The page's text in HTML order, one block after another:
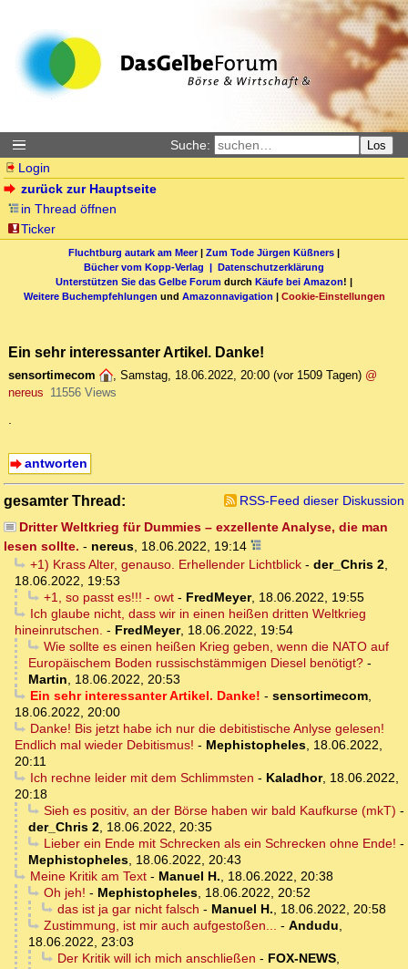
Suche: Los
Login
zurück zur Hauptseite
in Thread öffnen
Ticker
Fluchtburg autark am Meer| Zum Tode Jürgen Küßners |
Bücher vom Kopp-Verlag | Datenschutzerklärung
Unterstützen Sie das Gelbe Forum durch Käufe bei Amazon! |
Weitere Buchempfehlungen und Amazonnavigation | Cookie-Einstellungen
Ein sehr interessanter Artikel. Danke!
sensortimecom , Samstag, 18.06.2022, 20:00 (vor 1509 Tagen) @
nereus 11556 Views
.
antworten
gesamter Thread:
RSS-Feed dieser Diskussion
Dritter Weltkrieg für Dummies – exzellente Analyse, die man
lesen sollte. - nereus, 18.06.2022, 19:14
+1) Krass Alter, genauso. Erhellender Lichtblick- der_Chris 2,
18.06.2022, 19:53
+1, so passt es!!! - owt- FredMeyer, 18.06.2022, 19:55
Ich glaube nicht, dass wir in einen heißen dritten Weltkrieg
hineinrutschen. - FredMeyer, 18.06.2022, 19:54
Wie sollte es einen heißen Krieg geben, wenn die NATO auf
Europäischem Boden russischstämmigen Diesel benötigt? -
Martin, 18.06.2022, 20:53
Ein sehr interessanter Artikel. Danke! - sensortimecom,
18.06.2022, 20:00
Danke! Bis jetzt habe ich nur die debitistische Anlyse gelesen!
Endlich mal wieder Debitismus! - Mephistopheles, 18.06.2022,
20:11
Ich rechne leider mit dem Schlimmsten - Kaladhor, 18.06.2022,
20:18
Sieh es positiv, an der Börse haben wir bald Kaufkurse (mkT) -
der_Chris 2, 18.06.2022, 20:35
Lieber ein Ende mit Schrecken als ein Schrecken ohne Ende! -
Mephistopheles, 18.06.2022, 20:43
Meine Kritik am Text- Manuel H., 18.06.2022, 20:38
Oh jeh! - Mephistopheles, 18.06.2022, 20:52
das ist ja gar nicht falsch - Manuel H., 18.06.2022, 20:58
Zustimmung, ist mir auch aufgestoßen... - Andudu,
18.06.2022, 23:03
Der Kritik will ich mich anschließen - FOX-NEWS,